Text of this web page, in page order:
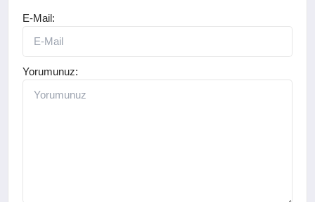
E-Mail:
Yorumunuz: